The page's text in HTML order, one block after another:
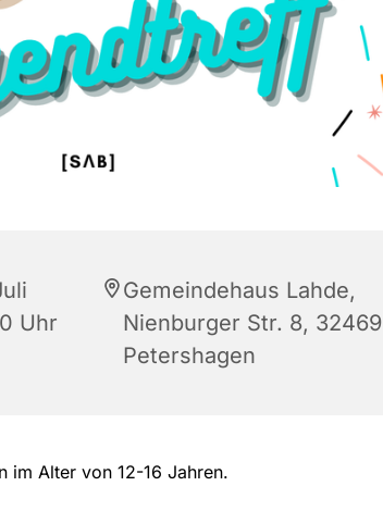
Uhr
Gemeindehaus Lahde,
Nienburger Str. 8, 32469
Petershagen
im Alter von 12-16 Jahren.